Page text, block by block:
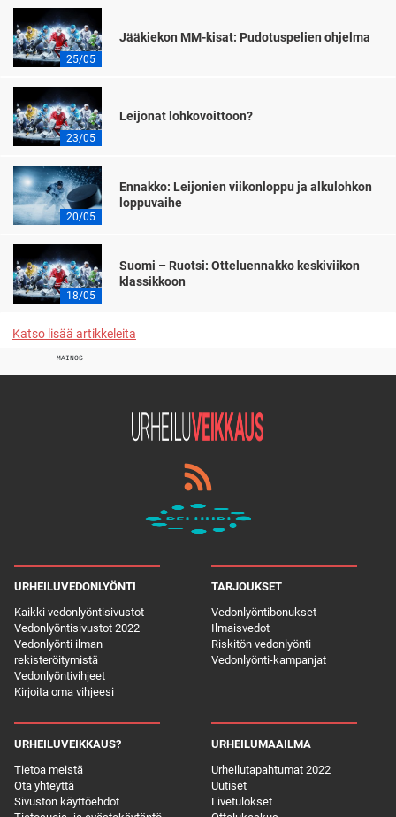
25/05
Jääkiekon MM-kisat: Pudotuspelien ohjelma
23/05
Leijonat lohkovoittoon?
20/05
Ennakko: Leijonien viikonloppu ja alkulohkon
loppuvaihe
18/05
Suomi – Ruotsi: Otteluennakko keskiviikon
klassikkoon
Katso lisää artikkeleita
MAINOS
URHEILUVEDONLYÖNTI
Kaikki vedonlyöntisivustot
Vedonlyöntisivustot 2022
Vedonlyönti ilman
rekisteröitymistä
Vedonlyöntivihjeet
Kirjoita oma vihjeesi
TARJOUKSET
Vedonlyöntibonukset
Ilmaisvedot
Riskitön vedonlyönti
Vedonlyönti-kampanjat
URHEILUVEIKKAUS?
Tietoa meistä
Ota yhteyttä
Sivuston käyttöehdot
URHEILUMAAILMA
Urheilutapahtumat 2022
Uutiset
Livetulokset